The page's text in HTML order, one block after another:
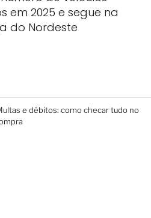
em 2025 e segue na
do Nordeste
e débitos: como checar tudo no